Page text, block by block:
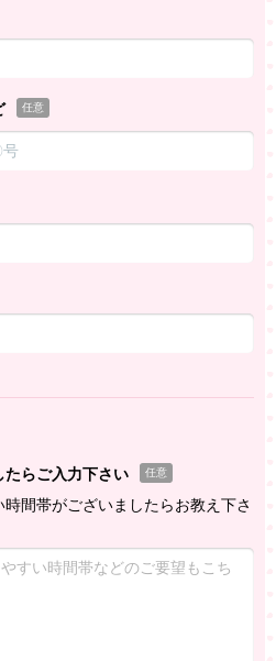
任意
たらご入力下さい 任意
間帯がございましたらお教え下さ